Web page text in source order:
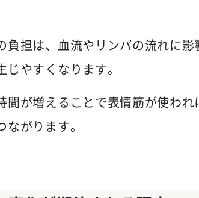
負担は、血流やリンパの流れに
やすくなります。
間が増えることで表情筋が使わ
がります。